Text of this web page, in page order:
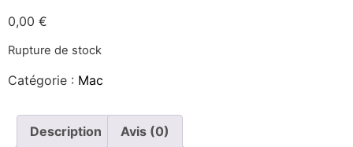
0,00 €
Rupture de stock
Catégorie : Mac
Description Avis (0)